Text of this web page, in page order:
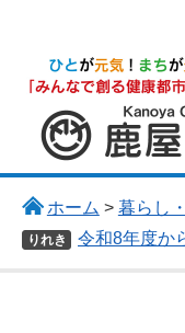
鹿屋
ホーム > 暮らし
りれき 令和8年度か